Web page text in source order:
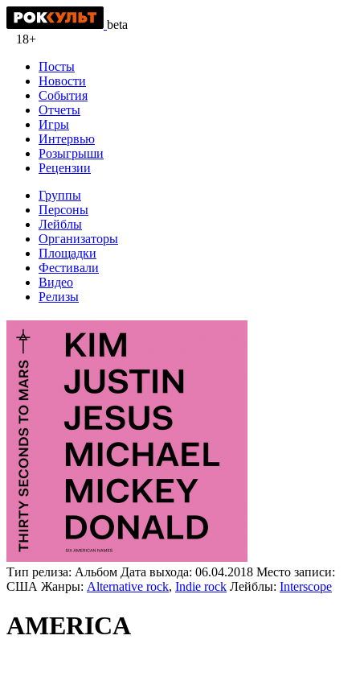
beta
18+
Посты
Новости
События
Отчеты
Игры
Интервью
Розыгрыши
Рецензии
Группы
Персоны
Лейблы
Организаторы
Площадки
Фестивали
Видео
Релизы
Тип релиза: Альбом Дата выхода: 06.04.2018 Место записи:
США Жанры: Alternative rock, Indie rock Лейблы: Interscope
AMERICA